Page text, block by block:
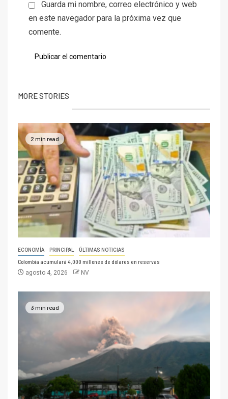
Guarda mi nombre, correo electrónico y web
en este navegador para la próxima vez que
comente.
MORE STORIES
2 min read
ECONOMÍA PRINCIPAL ÚLTIMAS NOTICIAS
Colombia acumulará 4,000 millones de dólares en reservas
agosto 4, 2026 NV
3 min read